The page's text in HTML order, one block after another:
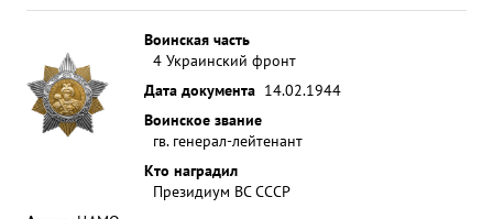
Воинская часть
4 Украинский фронт
Дата документа 14.02.1944
Воинское звание
гв. генерал-лейтенант
Кто наградил
Президиум ВС СССР